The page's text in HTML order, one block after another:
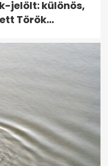
észrevett
jelölt: különös,
Török...